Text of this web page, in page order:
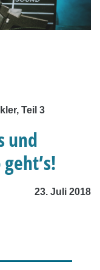
Teil 3
und
23. Juli 2018